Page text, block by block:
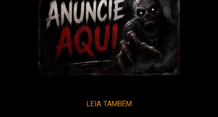
LEIA TAMBÉM